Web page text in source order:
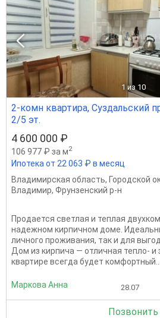
1 из 10
2-комн квартира, Суздальский
2/5 эт.
4 600 000 ₽
106 977 ₽ за м2
Ипотека от 22 063 ₽ в месяц
Владимирская область, Городской
Владимир, Фрунзенский р-н
Продается светлая и теплая
надежном кирпичном доме.
личного проживания, так и для
Дом из кирпича — отличная тепло- и
квартире всегда будет комфортный...
Маркова Анна 28.07
Позвонить